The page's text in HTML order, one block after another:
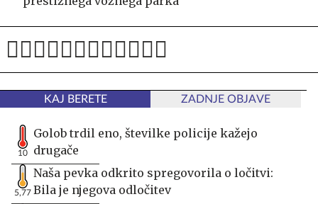
KAJ BERETE ZADNJE OBJAVE
10
Golob trdil eno, številke policije kažejo
drugače
5,77
Naša pevka odkrito spregovorila o ločitvi:
Bila je njegova odločitev